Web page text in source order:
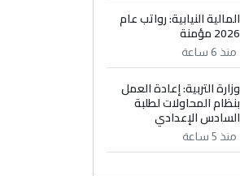
المالية النيابية: رواتب عام
2026 مؤمنة
منذ 6 ساعة
وزارة التربية: إعادة العمل
بنظام المحاولات لطلبة
السادس الإعدادي
منذ 5 ساعة